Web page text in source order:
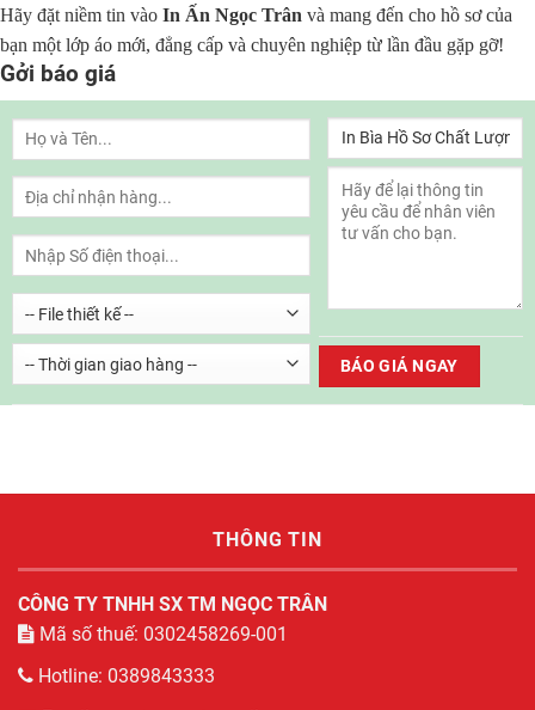
Hãy đặt niềm tin vào In Ấn Ngọc Trân và mang đến cho hồ sơ của
bạn một lớp áo mới, đẳng cấp và chuyên nghiệp từ lần đầu gặp gỡ!
Gởi báo giá
THÔNG TIN
CÔNG TY TNHH SX TM NGỌC TRÂN
Mã số thuế: 0302458269-001
Hotline: 0389843333